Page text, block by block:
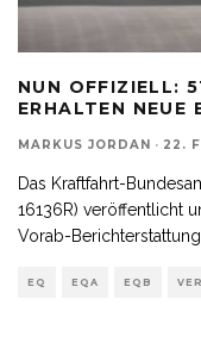
NUN OFFIZIELL:
ERHALTEN NEUE
MARKUS JORDAN · 22.
Das Kraftfahrt-
16136R) veröffentlicht
Vorab-
EQ EQA EQB